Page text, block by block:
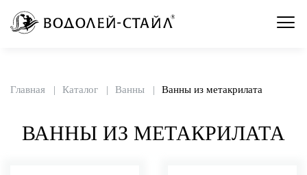
Главная Каталог Ванны Ванны из метакрилата
ВАННЫ ИЗ МЕТАКРИЛАТА